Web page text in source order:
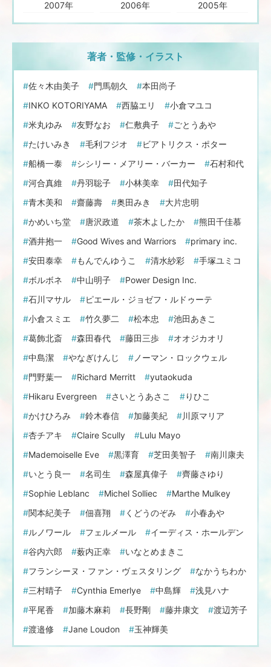
2007年 2006年 2005年
著者・監修・イラスト
佐々木由美子 門馬朝久
本田尚子
INKO KOTORIYAMA
西脇エリ
小倉マユコ
米丸ゆみ
友野なお 仁敷典子
ごとうあや
たけいみき
毛利フジオ
ビアトリクス・ポター
船橋一泰
シシリー・メアリー・バーカー
石村和代
河合真維
丹羽聡子 小林美幸
田代知子
青木美和
齋藤壽 奥田みき
大片忠明
かめいち堂
唐沢政道 茶木よしたか
熊田千佳慕
酒井抱一
Good Wives and Warriors
primary inc.
安田泰幸
もんでんゆうこ 清水紗彩
手塚ユミコ
ボルボネ
中山明子
Power Design Inc.
石川マサル
ピエール・ジョゼフ・ルドゥーテ
小倉スミエ
竹久夢二 松本忠
池田あきこ
葛飾北斎
森田春代 藤田三歩
オオジカオリ
中島潔
やなぎけんじ
ノーマン・ロックウェル
門野葉一
Richard Merritt
yutaokuda
Hikaru Evergreen
さいとうあさこ
りひこ
かけひろみ
鈴木春信 加藤美紀
川原マリア
杏チアキ
Claire Scully
Lulu Mayo
Mademoiselle Eve
黒澤育 芝田美智子
南川康夫
いとう良一
名司生 森屋真偉子
齊藤さゆり
Sophie Leblanc
Michel Solliec
Marthe Mulkey
関本紀美子
佃喜翔 くどうのぞみ
小春あや
ルノワール
フェルメール
イーディス・ホールデン
谷内六郎
薮内正幸
いなとめまきこ
フランシーヌ・ファン・ヴェスタリング
なかうちわか
三村晴子
Cynthia Emerlye 中島輝
浅見ハナ
平尾香
加藤木麻莉 長野剛 藤井康文
渡辺芳子
渡邉修
Jane Loudon 玉神輝美